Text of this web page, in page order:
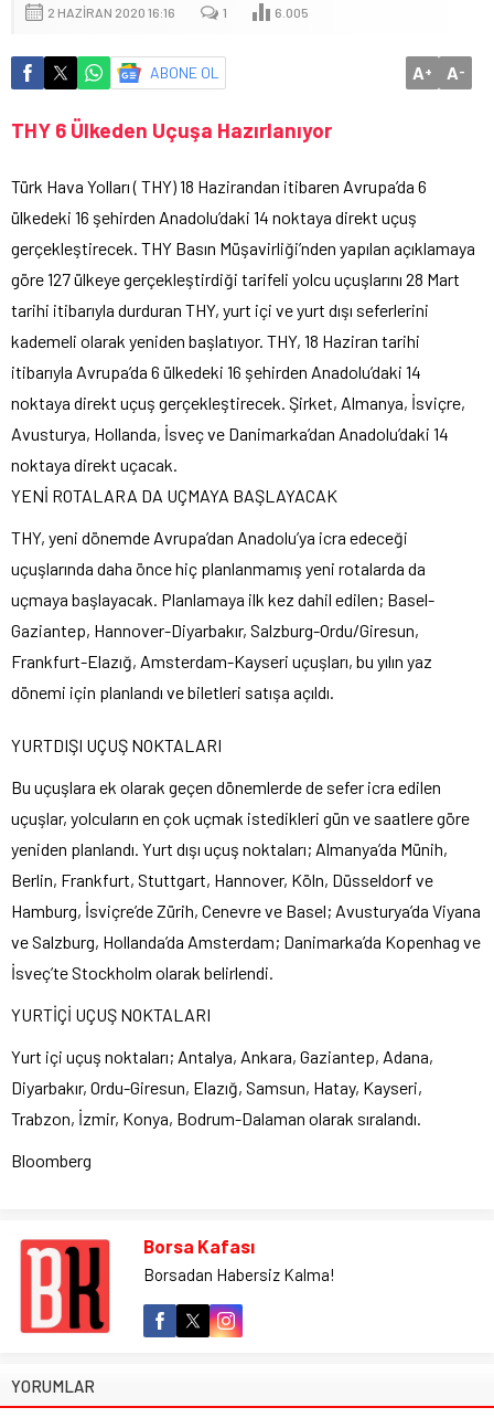
2 HAZIRAN 2020 16:16 1 6.005
ABONE OL A+ A-
THY 6 Ülkeden Uçuşa Hazırlanıyor
Türk Hava Yolları ( THY) 18 Hazirandan itibaren Avrupa’da 6
ülkedeki 16 şehirden Anadolu’daki 14 noktaya direkt uçuş
gerçekleştirecek. THY Basın Müşavirliği’nden yapılan açıklamaya
göre 127 ülkeye gerçekleştirdiği tarifeli yolcu uçuşlarını 28 Mart
tarihi itibarıyla durduran THY, yurt içi ve yurt dışı seferlerini
kademeli olarak yeniden başlatıyor. THY, 18 Haziran tarihi
itibarıyla Avrupa’da 6 ülkedeki 16 şehirden Anadolu’daki 14
noktaya direkt uçuş gerçekleştirecek. Şirket, Almanya, İsviçre,
Avusturya, Hollanda, İsveç ve Danimarka’dan Anadolu’daki 14
noktaya direkt uçacak.
YENİ ROTALARA DA UÇMAYA BAŞLAYACAK
THY, yeni dönemde Avrupa’dan Anadolu’ya icra edeceği
uçuşlarında daha önce hiç planlanmamış yeni rotalarda da
uçmaya başlayacak. Planlamaya ilk kez dahil edilen; Basel-
Gaziantep, Hannover-Diyarbakır, Salzburg-Ordu/Giresun,
Frankfurt-Elazığ, Amsterdam-Kayseri uçuşları, bu yılın yaz
dönemi için planlandı ve biletleri satışa açıldı.
YURTDIŞI UÇUŞ NOKTALARI
Bu uçuşlara ek olarak geçen dönemlerde de sefer icra edilen
uçuşlar, yolcuların en çok uçmak istedikleri gün ve saatlere göre
yeniden planlandı. Yurt dışı uçuş noktaları; Almanya’da Münih,
Berlin, Frankfurt, Stuttgart, Hannover, Köln, Düsseldorf ve
Hamburg, İsviçre’de Zürih, Cenevre ve Basel; Avusturya’da Viyana
ve Salzburg, Hollanda’da Amsterdam; Danimarka’da Kopenhag ve
İsveç’te Stockholm olarak belirlendi.
YURTİÇİ UÇUŞ NOKTALARI
Yurt içi uçuş noktaları; Antalya, Ankara, Gaziantep, Adana,
Diyarbakır, Ordu-Giresun, Elazığ, Samsun, Hatay, Kayseri,
Trabzon, İzmir, Konya, Bodrum-Dalaman olarak sıralandı.
Bloomberg
Borsa Kafası
Borsadan Habersiz Kalma!
YORUMLAR